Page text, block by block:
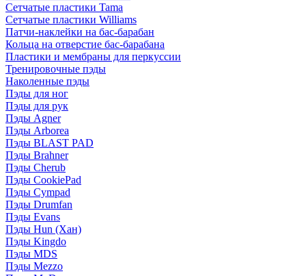
Сетчатые пластики Tama
Сетчатые пластики Williams
Патчи-наклейки на бас-барабан
Кольца на отверстие бас-барабана
Пластики и мембраны для перкуссии
Тренировочные пэды
Наколенные пэды
Пэды для ног
Пэды для рук
Пэды Agner
Пэды Arborea
Пэды BLAST PAD
Пэды Brahner
Пэды Cherub
Пэды CookiePad
Пэды Cympad
Пэды Drumfan
Пэды Evans
Пэды Hun (Хан)
Пэды Kingdo
Пэды MDS
Пэды Mezzo